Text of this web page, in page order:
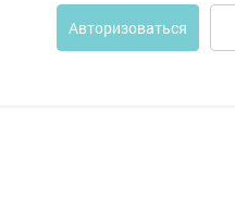
Авторизоваться